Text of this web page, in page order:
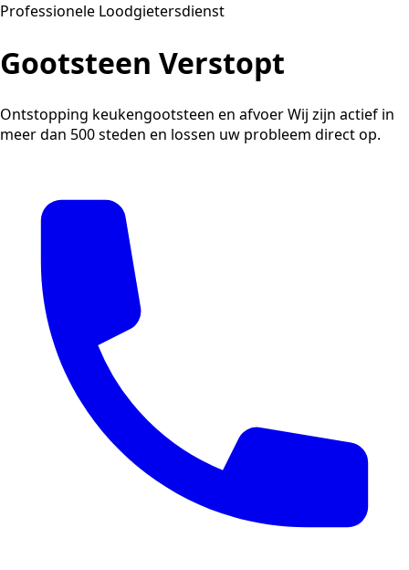
Professionele Loodgietersdienst
Gootsteen Verstopt
Ontstopping keukengootsteen en afvoer Wij zijn actief in
meer dan 500 steden en lossen uw probleem direct op.